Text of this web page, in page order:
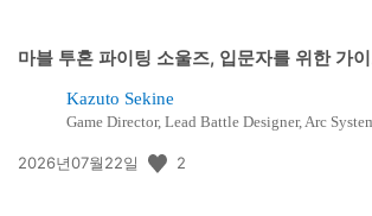
마블 투혼 파이팅 소울즈, 입문자를 위한 가
Kazuto Sekine
Game Director, Lead Battle Designer, Arc
공
2026년07월22일 2